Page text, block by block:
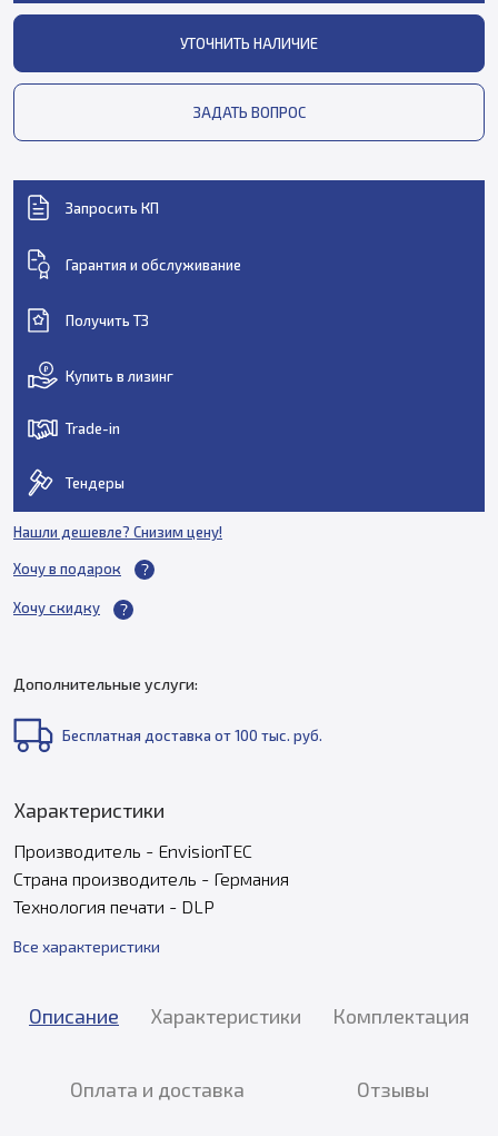
УТОЧНИТЬ НАЛИЧИЕ
ЗАДАТЬ ВОПРОС
Запросить КП
Гарантия и обслуживание
Получить ТЗ
Купить в лизинг
Trade-in
Тендеры
Нашли дешевле? Снизим цену!
Хочу в подарок
Хочу скидку
Дополнительные услуги:
Бесплатная доставка от 100 тыс. руб.
Характеристики
Производитель - EnvisionTEC
Страна производитель - Германия
Технология печати - DLP
Все характеристики
Описание Характеристики Комплектация
Оплата и доставка Отзывы